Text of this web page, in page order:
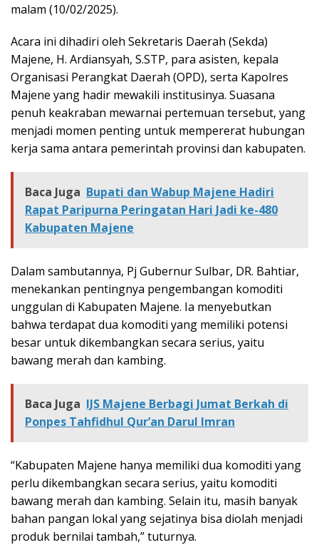
malam (10/02/2025).
Acara ini dihadiri oleh Sekretaris Daerah (Sekda)
Majene, H. Ardiansyah, S.STP, para asisten, kepala
Organisasi Perangkat Daerah (OPD), serta Kapolres
Majene yang hadir mewakili institusinya. Suasana
penuh keakraban mewarnai pertemuan tersebut, yang
menjadi momen penting untuk mempererat hubungan
kerja sama antara pemerintah provinsi dan kabupaten.
Baca Juga Bupati dan Wabup Majene Hadiri
Rapat Paripurna Peringatan Hari Jadi ke-480
Kabupaten Majene
Dalam sambutannya, Pj Gubernur Sulbar, DR. Bahtiar,
menekankan pentingnya pengembangan komoditi
unggulan di Kabupaten Majene. Ia menyebutkan
bahwa terdapat dua komoditi yang memiliki potensi
besar untuk dikembangkan secara serius, yaitu
bawang merah dan kambing.
Baca Juga IJS Majene Berbagi Jumat Berkah di
Ponpes Tahfidhul Qur’an Darul Imran
“Kabupaten Majene hanya memiliki dua komoditi yang
perlu dikembangkan secara serius, yaitu komoditi
bawang merah dan kambing. Selain itu, masih banyak
bahan pangan lokal yang sejatinya bisa diolah menjadi
produk bernilai tambah,” tuturnya.